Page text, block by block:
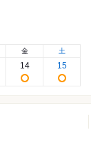
金
14
土
15